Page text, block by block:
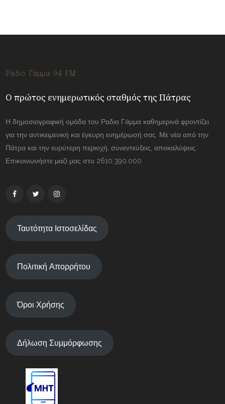
Ράδιο Γάμμα 94 FM
Ο πρώτος ενημερωτικός σταθμός της Πάτρας
Η δημοσιογραφική ομάδα του Ραδιο Γάμμα καθημερινά φροντίζει
για την αντικειμενική και έγκυρη ενημέρωσή σας. Με νέα από την
Πάτρα και την ευρύτερη περιοχή, συνεντεύξεις, αποκαλύψεις.
Επικοινωνήστε μαζί μας στο 2610.390.000
Ταυτότητα Ιστοσελίδας
Πολιτική Απορρήτου
Όροι Χρήσης
Δήλωση Συμμόρφωσης